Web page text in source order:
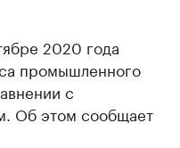
2020 года
промышленного
с
Об этом сообщает